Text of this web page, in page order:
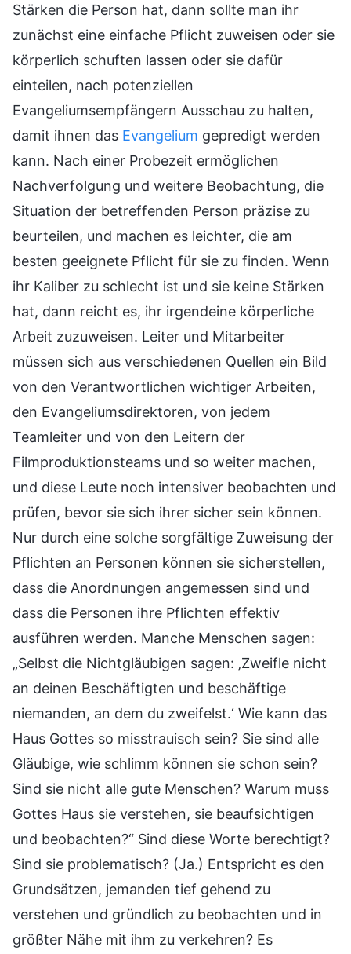
Stärken die Person hat, dann sollte man ihr
zunächst eine einfache Pflicht zuweisen oder sie
körperlich schuften lassen oder sie dafür
einteilen, nach potenziellen
Evangeliumsempfängern Ausschau zu halten,
damit ihnen das Evangelium gepredigt werden
kann. Nach einer Probezeit ermöglichen
Nachverfolgung und weitere Beobachtung, die
Situation der betreffenden Person präzise zu
beurteilen, und machen es leichter, die am
besten geeignete Pflicht für sie zu finden. Wenn
ihr Kaliber zu schlecht ist und sie keine Stärken
hat, dann reicht es, ihr irgendeine körperliche
Arbeit zuzuweisen. Leiter und Mitarbeiter
müssen sich aus verschiedenen Quellen ein Bild
von den Verantwortlichen wichtiger Arbeiten,
den Evangeliumsdirektoren, von jedem
Teamleiter und von den Leitern der
Filmproduktionsteams und so weiter machen,
und diese Leute noch intensiver beobachten und
prüfen, bevor sie sich ihrer sicher sein können.
Nur durch eine solche sorgfältige Zuweisung der
Pflichten an Personen können sie sicherstellen,
dass die Anordnungen angemessen sind und
dass die Personen ihre Pflichten effektiv
ausführen werden. Manche Menschen sagen:
„Selbst die Nichtgläubigen sagen: ‚Zweifle nicht
an deinen Beschäftigten und beschäftige
niemanden, an dem du zweifelst.‘ Wie kann das
Haus Gottes so misstrauisch sein? Sie sind alle
Gläubige, wie schlimm können sie schon sein?
Sind sie nicht alle gute Menschen? Warum muss
Gottes Haus sie verstehen, sie beaufsichtigen
und beobachten?“ Sind diese Worte berechtigt?
Sind sie problematisch? (Ja.) Entspricht es den
Grundsätzen, jemanden tief gehend zu
verstehen und gründlich zu beobachten und in
größter Nähe mit ihm zu verkehren? Es